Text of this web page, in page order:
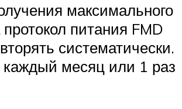
максимального
протокол питания FMD
систематически.
месяц или 1 раз